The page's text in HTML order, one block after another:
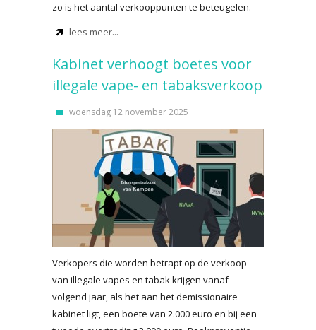
zo is het aantal verkooppunten te beteugelen.
lees meer...
Kabinet verhoogt boetes voor
illegale vape- en tabaksverkoop
woensdag 12 november 2025
Verkopers die worden betrapt op de verkoop
van illegale vapes en tabak krijgen vanaf
volgend jaar, als het aan het demissionaire
kabinet ligt, een boete van 2.000 euro en bij een